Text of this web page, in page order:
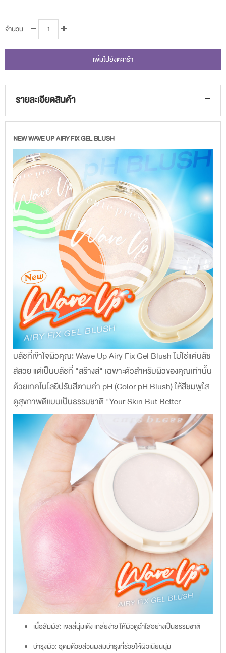
จำนวน
เพิ่มไปยังตะกร้า
รายละเอียดสินค้า
NEW WAVE UP AIRY FIX GEL BLUSH
บลัชที่เข้าใจผิวคุณ:Wave Up Airy Fix Gel Blush ไม่ใช่แค่บลัช
สีสวย แต่เป็นบลัชที่ "สร้างสี" เฉพาะตัวสำหรับผิวของคุณเท่านั้น
ด้วยเทคโนโลยีปรับสีตามค่า pH (Color pH Blush) ให้สีชมพูใส
ดูสุขภาพดีแบบเป็นธรรมชาติ "Your Skin But Better
เนื้อสัมผัส: เจลลี่นุ่มเด้ง เกลี่ยง่าย ให้ผิวดูฉ่ำใสอย่างเป็นธรรมชาติ
บำรุงผิว: อุดมด้วยส่วนผสมบำรุงที่ช่วยให้ผิวเนียนนุ่ม